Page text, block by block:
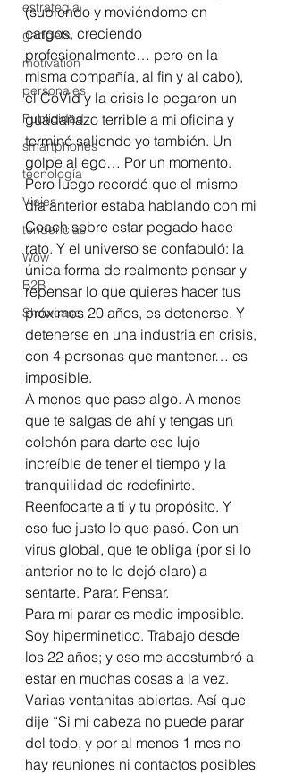
estrategia
gadgets
motivation
personales
Publicidad
smartphones
tecnología
Viajes
tendencias
Wow
B2B
Showcase
(subiendo y moviéndome en
cargos, creciendo
profesionalmente… pero en la
misma compañía, al fin y al cabo),
el CoVid y la crisis le pegaron un
guadañazo terrible a mi oficina y
terminé saliendo yo también. Un
golpe al ego… Por un momento.
Pero luego recordé que el mismo
día anterior estaba hablando con mi
Coach sobre estar pegado hace
rato. Y el universo se confabuló: la
única forma de realmente pensar y
repensar lo que quieres hacer tus
próximos 20 años, es detenerse. Y
detenerse en una industria en crisis,
con 4 personas que mantener… es
imposible.
A menos que pase algo. A menos
que te salgas de ahí y tengas un
colchón para darte ese lujo
increíble de tener el tiempo y la
tranquilidad de redefinirte.
Reenfocarte a ti y tu propósito. Y
eso fue justo lo que pasó. Con un
virus global, que te obliga (por si lo
anterior no te lo dejó claro) a
sentarte. Parar. Pensar.
Para mi parar es medio imposible.
Soy hiperminetico. Trabajo desde
los 22 años; y eso me acostumbró a
estar en muchas cosas a la vez.
Varias ventanitas abiertas. Así que
dije “Si mi cabeza no puede parar
del todo, y por al menos 1 mes no
hay reuniones ni contactos posibles